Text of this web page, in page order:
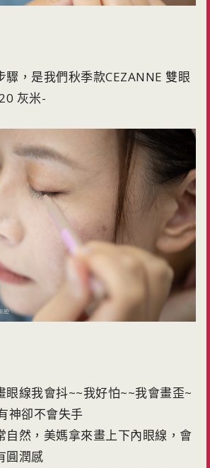
驟，是我們秋季款CEZANNE 雙眼
灰米-
眼線我會抖~~我好怕~~我會畫歪~
神卻不會失手
自然，美媽拿來畫上下內眼線，會
圓潤感